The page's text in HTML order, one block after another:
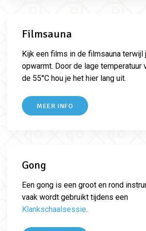
Filmsauna
Kijk een films in de filmsauna terwijl
opwarmt. Door de lage temperatuur
de 55°C hou je het hier lang uit.
MEER INFO
Gong
Een gong is een groot en rond
vaak wordt gebruikt tijdens een
Klankschaalsessie.